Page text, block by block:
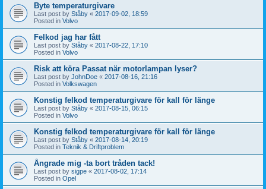
Byte temperaturgivare
Last post by Ståby « 2017-09-02, 18:59
Posted in Volvo
Felkod jag har fått
Last post by Ståby « 2017-08-22, 17:10
Posted in Volvo
Risk att köra Passat när motorlampan lyser?
Last post by JohnDoe « 2017-08-16, 21:16
Posted in Volkswagen
Konstig felkod temperaturgivare för kall för länge
Last post by Ståby « 2017-08-15, 06:15
Posted in Volvo
Konstig felkod temperaturgivare för kall för länge
Last post by Ståby « 2017-08-14, 20:19
Posted in Teknik & Driftproblem
Ångrade mig -ta bort tråden tack!
Last post by sigpe « 2017-08-02, 17:14
Posted in Opel